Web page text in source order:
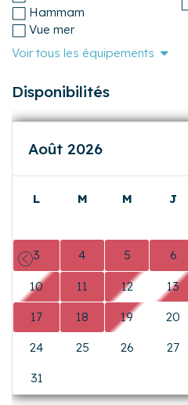
Piscine
Jacuzzi
Sauna
Voir tous les équipements
Disponibilités
Août 2026
L M M J
0
0 0 0
3 4 5 6
24 25 26 27
Précédent